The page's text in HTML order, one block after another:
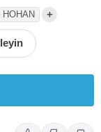
HOHAN +